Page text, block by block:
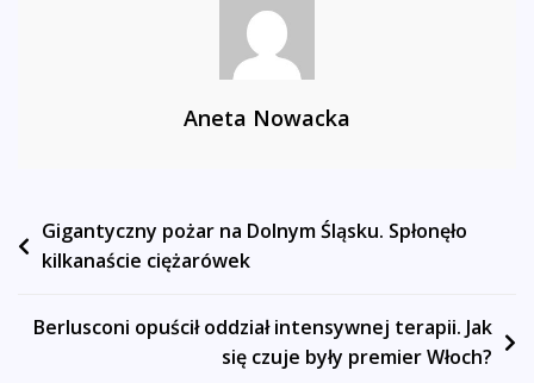
Aneta Nowacka
Nawigacja
wpisu
Gigantyczny pożar na Dolnym Śląsku. Spłonęło
kilkanaście ciężarówek
Berlusconi opuścił oddział intensywnej terapii. Jak
się czuje były premier Włoch?